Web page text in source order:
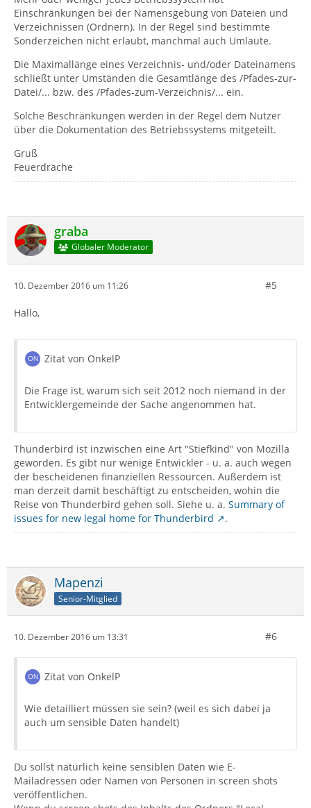
Einschränkungen bei der Namensgebung von Dateien und
Verzeichnissen (Ordnern). In der Regel sind bestimmte
Sonderzeichen nicht erlaubt, manchmal auch Umlaute.
Die Maximallänge eines Verzeichnis- und/oder Dateinamens
schließt unter Umständen die Gesamtlänge des /Pfades-zur-
Datei/... bzw. des /Pfades-zum-Verzeichnis/... ein.
Solche Beschränkungen werden in der Regel dem Nutzer
über die Dokumentation des Betriebssystems mitgeteilt.
Gruß
Feuerdrache
graba
Globaler Moderator
10. Dezember 2016 um 11:26 #5
Hallo,
Zitat von OnkelP
Die Frage ist, warum sich seit 2012 noch niemand in der
Entwicklergemeinde der Sache angenommen hat.
Thunderbird ist inzwischen eine Art "Stiefkind" von Mozilla
geworden. Es gibt nur wenige Entwickler - u. a. auch wegen
der bescheidenen finanziellen Ressourcen. Außerdem ist
man derzeit damit beschäftigt zu entscheiden, wohin die
Reise von Thunderbird gehen soll. Siehe u. a. Summary of
issues for new legal home for Thunderbird
.
Mapenzi
Senior-Mitglied
10. Dezember 2016 um 13:31 #6
Zitat von OnkelP
Wie detailliert müssen sie sein? (weil es sich dabei ja
auch um sensible Daten handelt)
Du sollst natürlich keine sensiblen Daten wie E-
Mailadressen oder Namen von Personen in screen shots
veröffentlichen.